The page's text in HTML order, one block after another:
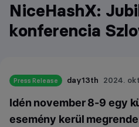
NiceHashX:
konferencia
Press Release day13th 2024.
Idén november 8-9 egy
esemény kerül